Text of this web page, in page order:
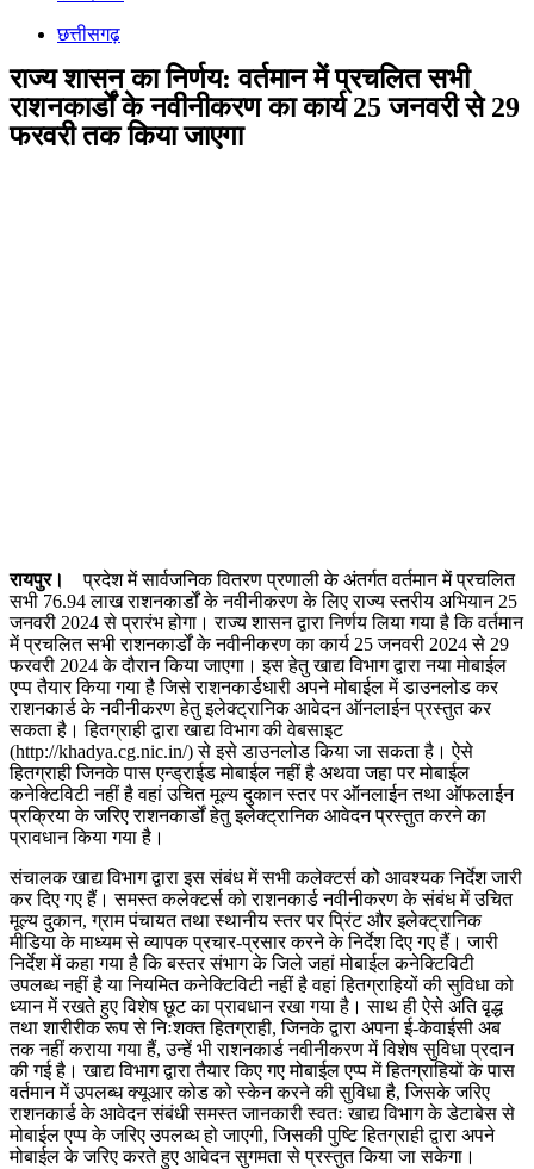
छत्तीसगढ़
राज्य शासन का निर्णय: वर्तमान में प्रचलित सभी
राशनकार्डों के नवीनीकरण का कार्य 25 जनवरी से 29
फरवरी तक किया जाएगा
रायपुर।
प्रदेश में सार्वजनिक वितरण प्रणाली के अंतर्गत वर्तमान में प्रचलित
सभी 76.94 लाख राशनकार्डों के नवीनीकरण के लिए राज्य स्तरीय अभियान 25
जनवरी 2024 से प्रारंभ होगा। राज्य शासन द्वारा निर्णय लिया गया है कि वर्तमान
में प्रचलित सभी राशनकार्डों के नवीनीकरण का कार्य 25 जनवरी 2024 से 29
फरवरी 2024 के दौरान किया जाएगा। इस हेतु खाद्य विभाग द्वारा नया मोबाईल
एप्प तैयार किया गया है जिसे राशनकार्डधारी अपने मोबाईल में डाउनलोड कर
राशनकार्ड के नवीनीकरण हेतु इलेक्ट्रानिक आवेदन ऑनलाईन प्रस्तुत कर
सकता है। हितग्राही द्वारा खाद्य विभाग की वेबसाइट
(http://khadya.cg.nic.in/) से इसे डाउनलोड किया जा सकता है। ऐसे
हितग्राही जिनके पास एन्ड्राईड मोबाईल नहीं है अथवा जहा पर मोबाईल
कनेक्टिविटी नहीं है वहां उचित मूल्य दुकान स्तर पर ऑनलाईन तथा ऑफलाईन
प्रक्रिया के जरिए राशनकार्डों हेतु इलेक्ट्रानिक आवेदन प्रस्तुत करने का
प्रावधान किया गया है।
संचालक खाद्य विभाग द्वारा इस संबंध में सभी कलेक्टर्स कोे आवश्यक निर्देश जारी
कर दिए गए हैं। समस्त कलेक्टर्स को राशनकार्ड नवीनीकरण के संबंध में उचित
मूल्य दुकान, ग्राम पंचायत तथा स्थानीय स्तर पर प्रिंट और इलेक्ट्रानिक
मीडिया के माध्यम से व्यापक प्रचार-प्रसार करने के निर्देश दिए गए हैं। जारी
निर्देश में कहा गया है कि बस्तर संभाग के जिले जहां मोबाईल कनेक्टिविटी
उपलब्ध नहीं है या नियमित कनेक्टिविटी नहीं है वहां हितग्राहियों की सुविधा को
ध्यान में रखते हुए विशेष छूट का प्रावधान रखा गया है। साथ ही ऐसे अति वृृद्ध
तथा शारीरीक रूप से निःशक्त हितग्राही, जिनके द्वारा अपना ई-केवाईसी अब
तक नहीं कराया गया हैं, उन्हें भी राशनकार्ड नवीनीकरण में विशेष सुविधा प्रदान
की गई है। खाद्य विभाग द्वारा तैयार किए गए मोबाईल एप्प में हितग्राहियों के पास
वर्तमान में उपलब्ध क्यूआर कोड को स्केन करने की सुविधा है, जिसके जरिए
राशनकार्ड के आवेदन संबंधी समस्त जानकारी स्वतः खाद्य विभाग के डेटाबेस से
मोबाईल एप्प के जरिए उपलब्ध हो जाएगी, जिसकी पुष्टि हितग्राही द्वारा अपने
मोबाईल के जरिए करते हुए आवेदन सुगमता से प्रस्तुत किया जा सकेगा।